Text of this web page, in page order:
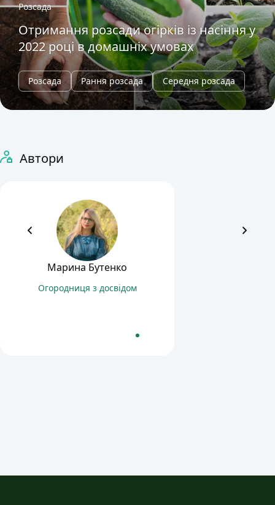
Розсада
Отримання розсади огірків із насіння у
2022 році в домашніх умовах
Розсада Рання розсада Середня розсада
Автори
Марина Бутенко
Огородниця з досвідом